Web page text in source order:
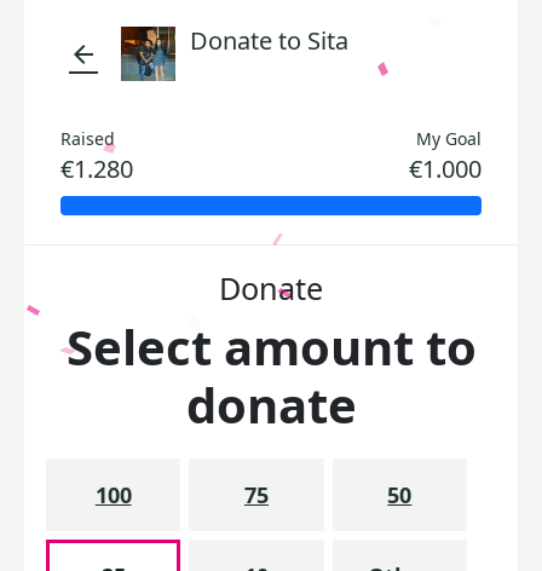
arrow_back Donate to Sita
Raised
€1.280
My Goal
€1.000
Donate
Select amount to
donate
100 75 50